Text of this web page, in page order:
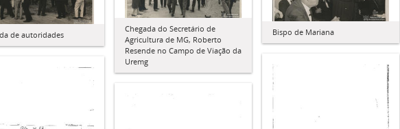
de autoridades
Chegada do Secretário de
Agricultura de MG, Roberto
Resende no Campo de Viação da
Uremg
Bispo de Mariana